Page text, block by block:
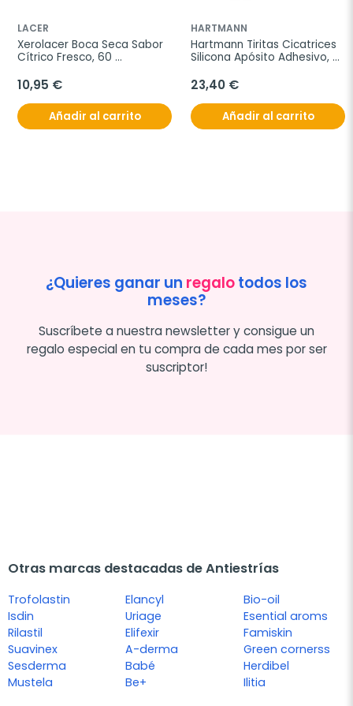
LACER
Xerolacer Boca Seca Sabor
Cítrico Fresco, 60
10,95 €
Añadir al carrito
HARTMANN
Hartmann Tiritas Cicatrices
Silicona Apósito Adhesivo, 5
23,40 €
Añadir al carrito
¿Quieres ganar un regalotodos los
meses?
Suscríbete a nuestra newsletter y consigue un
regalo especial en tu compra de cada mes por ser
suscriptor!
Otras marcas destacadas de Antiestrías
Trofolastin
Isdin
Rilastil
Suavinex
Sesderma
Mustela
Elancyl
Uriage
Elifexir
A-derma
Babé
Be+
Bio-oil
Esential aroms
Famiskin
Green cornerss
Herdibel
Ilitia